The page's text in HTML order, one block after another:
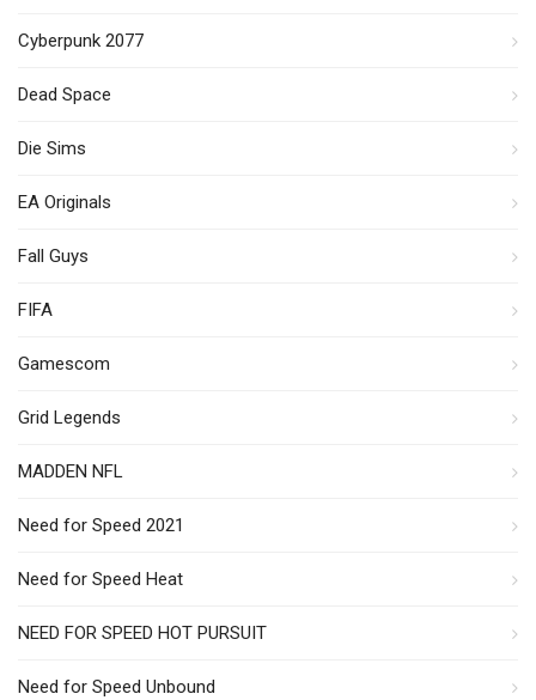
Cyberpunk 2077
Dead Space
Die Sims
EA Originals
Fall Guys
FIFA
Gamescom
Grid Legends
MADDEN NFL
Need for Speed 2021
Need for Speed Heat
NEED FOR SPEED HOT PURSUIT
Need for Speed Unbound